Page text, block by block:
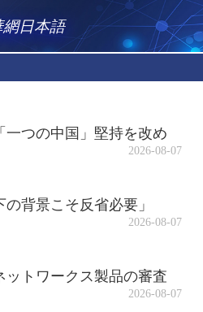
網日本語
一つの中国」堅持を改め
2026-08-07
背景こそ反省必要」
2026-08-07
ットワークス製品の審査
2026-08-07